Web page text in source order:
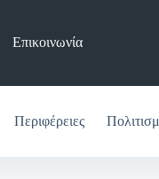
Επικοινωνία
Περιφέρειες